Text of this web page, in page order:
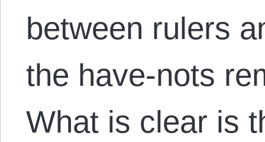
between rulers
the have-nots
What is clear is